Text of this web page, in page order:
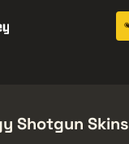
Shotgun Skins